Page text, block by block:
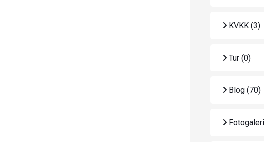
KVKK (3)
Tur (0)
Blog (70)
Fotogaleri